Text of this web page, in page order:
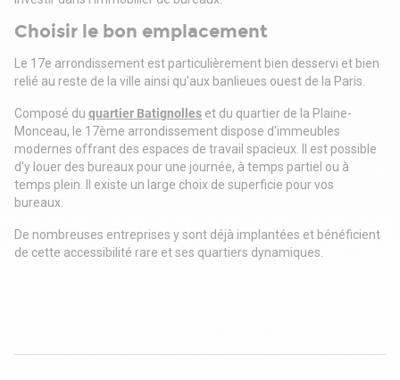
climatisation VRV piloté par GTB, une CTA double flux et des
menuiseries neuves isolantes à double vitrage. L'ensemble
dispose d'un ascenseur desservant tous les niveaux, d'un
contrôle d'accès, d'un dispositif de sécurité incendie
conforme et d'aménagements extérieurs en bois, créant une
atmosphère élégante et soignée.
Des emplacements de parking sont disponibles au sous-sol
de l'immeuble.
Choisir le bon emplacement
Le 17e arrondissement est particulièrement bien desservi et bien
relié au reste de la ville ainsi qu'aux banlieues ouest de la Paris.
Composé du quartier Batignolles et du quartier de la Plaine-
Monceau, le 17ème arrondissement dispose d'immeubles
modernes offrant des espaces de travail spacieux. Il est possible
d'y louer des bureaux pour une journée, à temps partiel ou à
temps plein. Il existe un large choix de superficie pour vos
bureaux.
De nombreuses entreprises y sont déjà implantées et bénéficient
de cette accessibilité rare et ses quartiers dynamiques.